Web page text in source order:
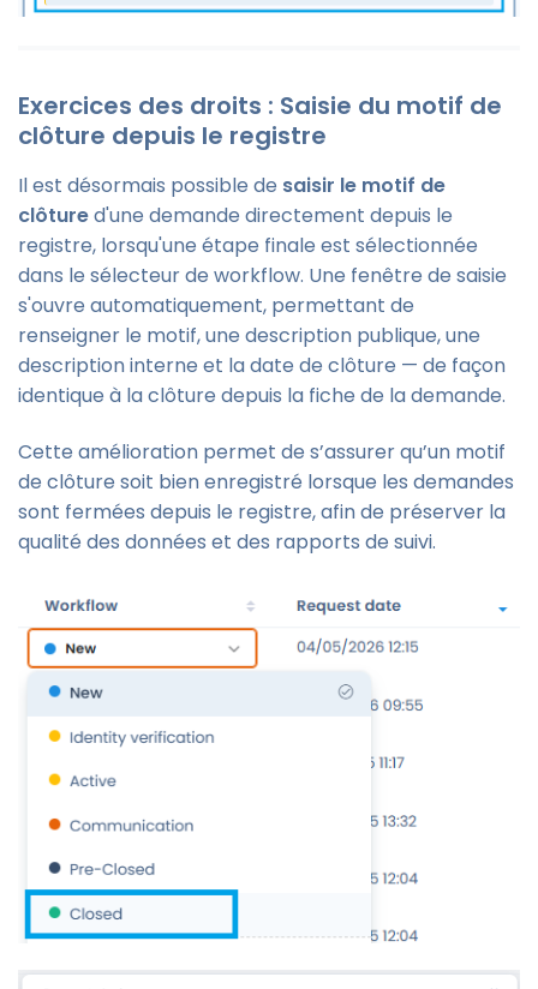
Exercices des droits : Saisie du motif de
clôture depuis le registre
Il est désormais possible de saisir le motif de
clôtured'une demande directement depuis le
registre, lorsqu'une étape finale est sélectionnée
dans le sélecteur de workflow. Une fenêtre de saisie
s'ouvre automatiquement, permettant de
renseigner le motif, une description publique, une
description interne et la date de clôture — de façon
identique à la clôture depuis la fiche de la demande.
Cette amélioration permet de s’assurer qu’un motif
de clôture soit bien enregistré lorsque les demandes
sont fermées depuis le registre, afin de préserver la
qualité des données et des rapports de suivi.